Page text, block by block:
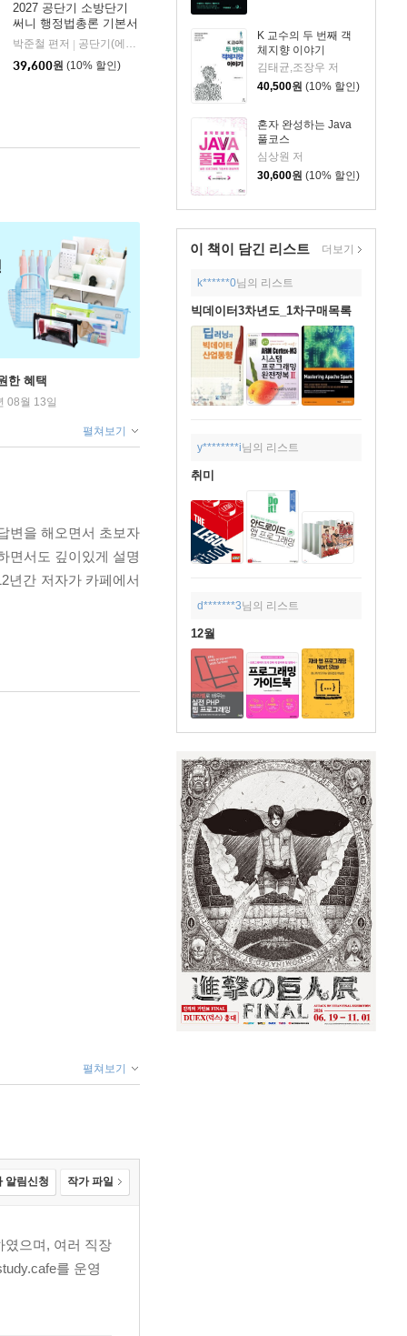
K 교수의 두 번째 객
체지향 이야기
김태균,조장우 저
40,500원 (10% 할인)
혼자 완성하는 Java
풀코스
심상원 저
30,600원 (10% 할인)
이 책이 담긴 리스트 더보기
k******0님의 리스트
빅데이터3차년도_1차구매목록
y********i님의 리스트
취미
d*******3님의 리스트
12월
2027 공단기 소방단기
써니 행정법총론 기본서
박준철 편저
공단기(에스티유니타스)
39,600원 (10% 할인)
한 혜택
08월 13일
펼쳐보기
변을 해오면서 초보자
면서도 깊이있게 설명
년간 저자가 카페에서
펼쳐보기
알림신청 작가 파일
였으며, 여러 직장
를 운영